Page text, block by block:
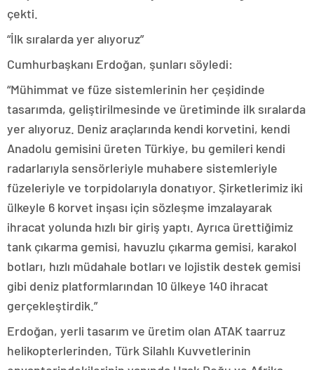
çekti.
“İlk sıralarda yer alıyoruz”
Cumhurbaşkanı Erdoğan, şunları söyledi:
“Mühimmat ve füze sistemlerinin her çeşidinde
tasarımda, geliştirilmesinde ve üretiminde ilk sıralarda
yer alıyoruz. Deniz araçlarında kendi korvetini, kendi
Anadolu gemisini üreten Türkiye, bu gemileri kendi
radarlarıyla sensörleriyle muhabere sistemleriyle
füzeleriyle ve torpidolarıyla donatıyor. Şirketlerimiz iki
ülkeyle 6 korvet inşası için sözleşme imzalayarak
ihracat yolunda hızlı bir giriş yaptı. Ayrıca ürettiğimiz
tank çıkarma gemisi, havuzlu çıkarma gemisi, karakol
botları, hızlı müdahale botları ve lojistik destek gemisi
gibi deniz platformlarından 10 ülkeye 140 ihracat
gerçekleştirdik.”
Erdoğan, yerli tasarım ve üretim olan ATAK taarruz
helikopterlerinden, Türk Silahlı Kuvvetlerinin